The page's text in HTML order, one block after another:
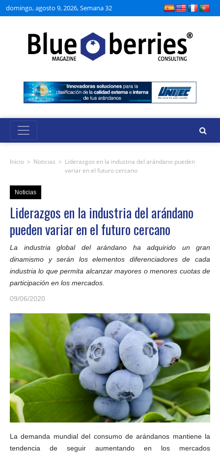
domingo, agosto 9, 2026, Semana 32
Inicio > Noticias > Liderazgos en la industria del arándano pueden
variar en el futuro cercano
Noticias
Liderazgos en la industria del arándano
pueden variar en el futuro cercano
La industria global del arándano ha adquirido un gran
dinamismo y serán los elementos diferenciadores de cada
industria lo que permita alcanzar mayores o menores cuotas de
participación en los mercados.
09/06/2020
La demanda mundial del consumo de arándanos mantiene la
tendencia de seguir aumentando en los mercados